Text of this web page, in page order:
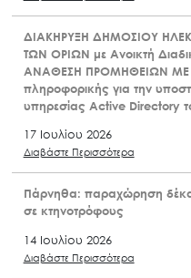
ΔΙΑΚΗΡΥΞΗ ΔΗΜΟΣΙΟΥ
ΤΩΝ ΟΡΙΩΝ με Ανοικτή
ΑΝΑΘΕΣΗ ΠΡΟΜΗΘΕΙΩΝ ΜΕ
πληροφορικής για την
υπηρεσίας Active Directory
17 Ιουλίου 2026
Διαβάστε Περισσότερα
Πάρνηθα: παραχώρηση
σε κτηνοτρόφους
14 Ιουλίου 2026
Διαβάστε Περισσότερα